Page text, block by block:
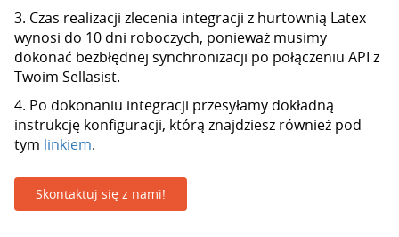
3. Czas realizacji zlecenia integracji z hurtownią Latex
wynosi do 10 dni roboczych, ponieważ musimy
dokonać bezbłędnej synchronizacji po połączeniu API z
Twoim Sellasist.
4. Po dokonaniu integracji przesyłamy dokładną
instrukcję konfiguracji, którą znajdziesz również pod
tym linkiem.
Skontaktuj się z nami!